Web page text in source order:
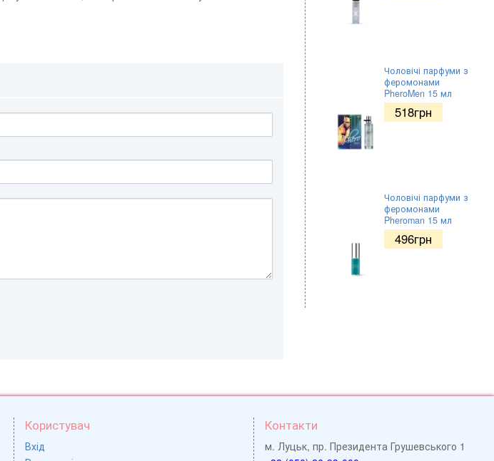
Чоловічі парфуми з
феромонами
PheroMen 15 мл
518грн
Чоловічі парфуми з
феромонами
Pheroman 15 мл
496грн
Користувач
Вхід
Контакти
м. Луцьк, пр. Президента Грушевського 1